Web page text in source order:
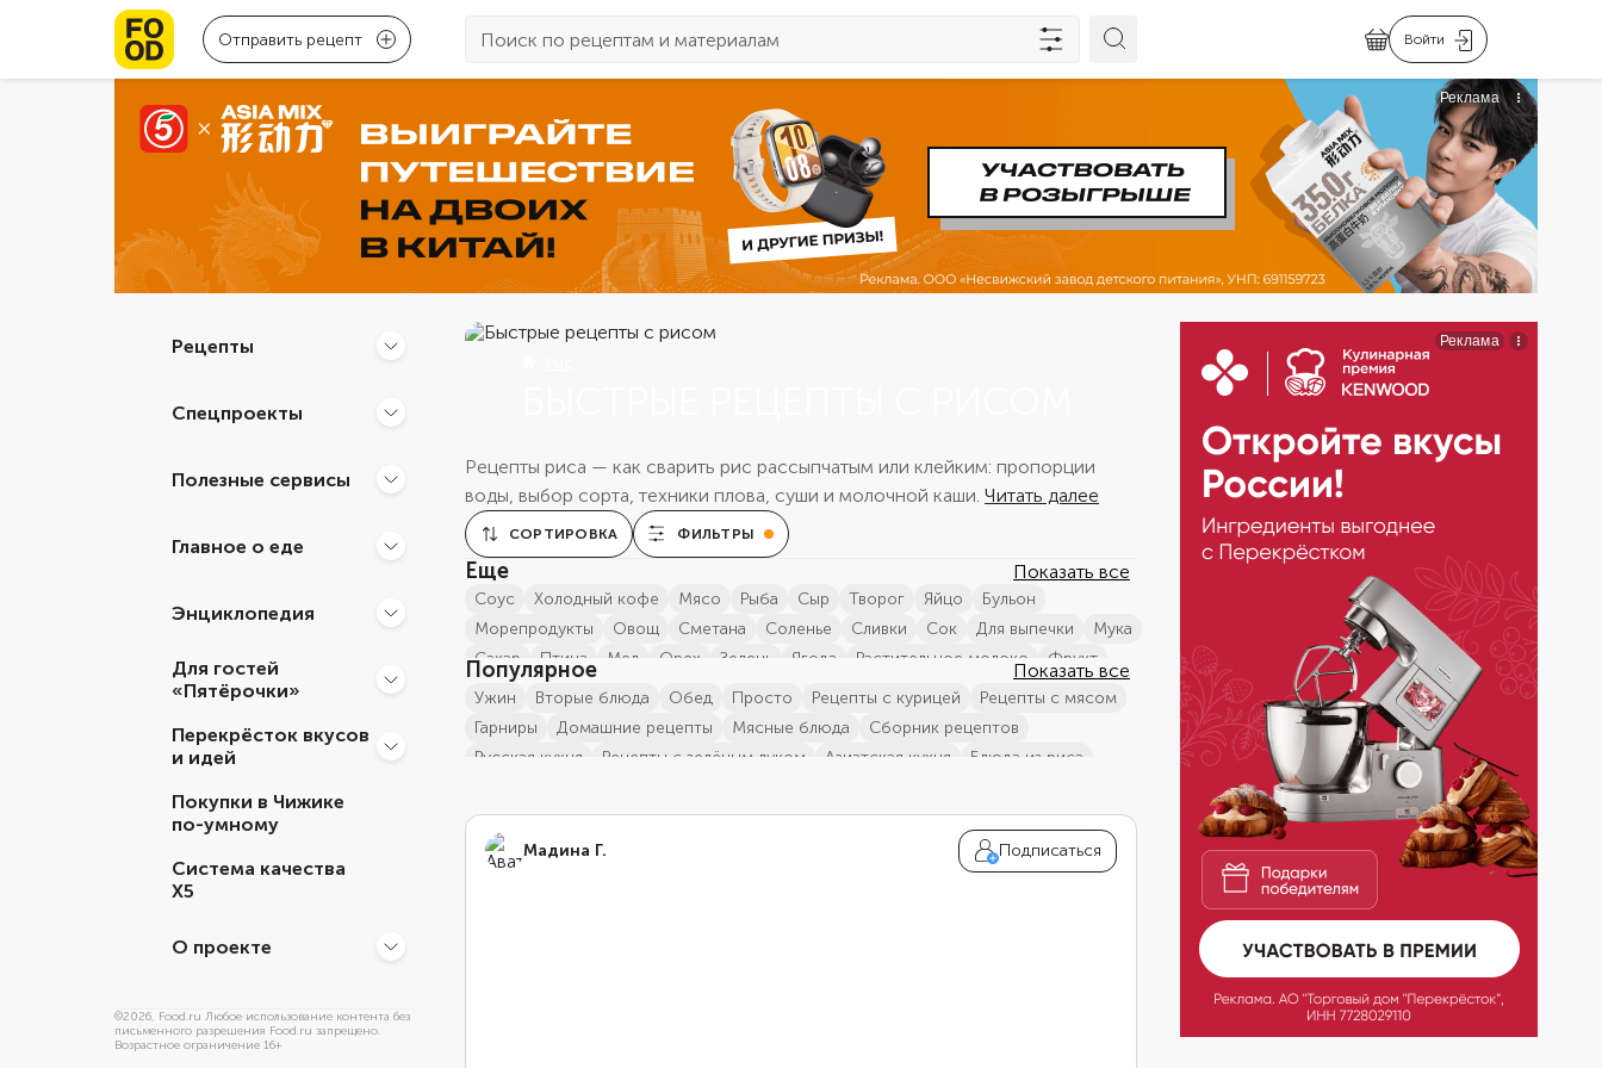
Отправить рецепт Войти
Рецепты
Спецпроекты
Полезные сервисы
Главное о еде
Энциклопедия
Для гостей
«Пятёрочки»
Перекрёсток вкусов
и идей
Покупки в Чижике
по-умному
Система качества
Х5
О проекте
©2026, Food.ru Любое использование контента без
письменного разрешения Food.ru запрещено.
Возрастное ограничение 16+
Рецепты риса — как сварить рис рассыпчатым или клейким: пропорции
воды, выбор сорта, техники плова, суши и молочной каши. Читать далее
СОРТИРОВКА ФИЛЬТРЫ
Еще Показать все
соус холодный кофе мясо рыба сыр творог яйцо
бульон
морепродукты
овощ сметана соленье сливки сок для выпечки
мука
сахар
птица мед орех зелень ягода растительное молоко
фрукт
крупа
алкоголь макаронные изделия
бобовое
молочные продукты
кисломолочные продукты
хлебопекарные изделия
Популярное Показать все
ужин вторые блюда обед просто Рецепты с курицей
Рецепты с мясом
гарниры
домашние рецепты мясные блюда
сборник рецептов
русская кухня
рецепты с зелёным луком азиатская кухня
блюда из риса
гарниры из круп
за 30 минут ваши рецепты
Рецепты с рисом
впечатляющий рецепт
сезон моркови
Мадина Г. Подписаться